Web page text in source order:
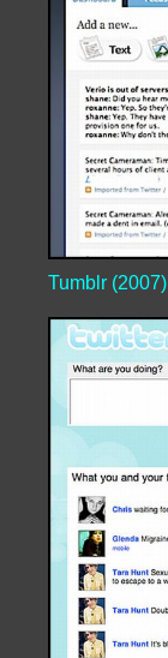
Tumblr (2007)